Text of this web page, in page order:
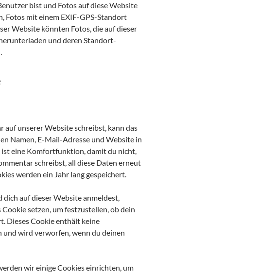
bist und Fotos auf diese Website
Fotos mit einem EXIF-GPS-Standort
Website könnten Fotos, die auf dieser
und deren Standort-
auf unserer Website schreibst, kann das
Namen, E-Mail-Adresse und Website in
ist eine Komfortfunktion, damit du nicht,
schreibst, all diese Daten erneut
werden ein Jahr lang gespeichert.
dich auf dieser Website anmeldest,
setzen, um festzustellen, ob dein
Dieses Cookie enthält keine
und wird verworfen, wenn du deinen
wir einige Cookies einrichten, um